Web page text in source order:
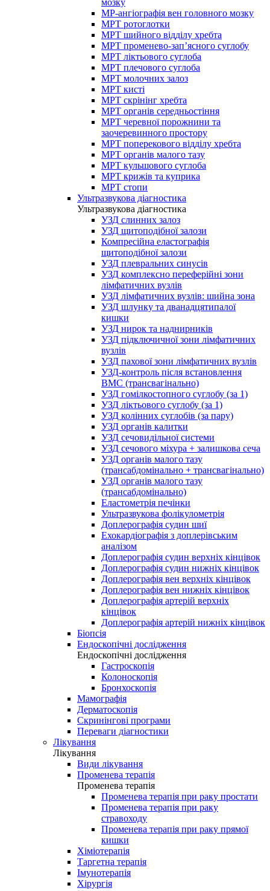
мозку
МР-ангіографія вен головного мозку
МРТ ротоглотки
МРТ шийного відділу хребта
МРТ променево-зап’ясного суглобу
МРТ ліктьового суглоба
МРТ плечового суглоба
МРТ молочних залоз
МРТ кисті
МРТ скрінінг хребта
МРТ органів середньостіння
МРТ черевної порожнини та
заочеревинного простору
МРТ поперекового відділу хребта
МРТ органів малого тазу
МРТ кульшового суглоба
МРТ крижів та куприка
МРТ стопи
Ультразвукова діагностика
Ультразвукова діагностика
УЗД слинних залоз
УЗД щитоподібної залози
Компресійна еластографія
щитоподібної залози
УЗД плевральних синусів
УЗД комплексно переферійні зони
лімфатичних вузлів
УЗД лімфатичних вузлів: шийна зона
УЗД шлунку та дванадцятипалої
кишки
УЗД нирок та наднирників
УЗД підключичної зони лімфатичних
вузлів
УЗД пахової зони лімфатичних вузлів
УЗД-контроль після встановлення
ВМС (трансвагінально)
УЗД гомілкостопного суглобу (за 1)
УЗД ліктьового суглобу (за 1)
УЗД колінних суглобів (за пару)
УЗД органів калитки
УЗД сечовидільної системи
УЗД сечового міхура + залишкова сеча
УЗД органів малого тазу
(трансабдомінально + трансвагінально)
УЗД органів малого тазу
(трансабдомінально)
Еластометрія печінки
Ультразвукова фолікулометрія
Доплерографія судин шиї
Ехокардіографія з доплерівським
аналізом
Доплерографія судин верхніх кінцівок
Доплерографія судин нижніх кінцівок
Доплерографія вен верхніх кінцівок
Доплерографія вен нижніх кінцівок
Доплерографія артерій верхніх
кінцівок
Доплерографія артерій нижніх кінцівок
Біопсія
Ендоскопічні дослідження
Ендоскопічні дослідження
Гастроскопія
Колоноскопія
Бронхоскопія
Мамографія
Дерматоскопія
Скринінгові програми
Переваги діагностики
Лікування
Лікування
Види лікування
Променева терапія
Променева терапія
Променева терапія при раку простати
Променева терапія при раку
стравоходу
Променева терапія при раку прямої
кишки
Хіміотерапія
Таргетна терапія
Імунотерапія
Хірургія